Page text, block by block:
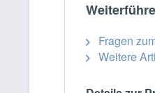
Fragen
Weitere